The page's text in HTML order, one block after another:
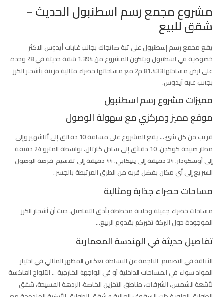
مشروع مجمع رسم اسطنبول الحديث –
شقق للبيع
يقع مجمع رسم إسطنبول على تبة صاتجاك بجانب غابات أيدوس الاكثر
خصوصية في اسطنبول ويتكون المشروع من 1.394 شقة حديثة في 28 وحدة
على ارض مساحتها 81.433 م2 مع مساحاتها خضراء مثالية مزينة بأشجار الكرز
بجانب غابة آيدوس.
مميزات مشروع رسم اسطنبول
موقع مميز ومركزي مع سهولة الوصول
قريب من كل شئ … يقع المشروع على مسافة 10 دقائق إلى أتاشهير وإلى
مطار صبيحة كوكجن، 10 دقائق إلى ساحل كارتال، بواسطة المترو 24 دقيقة
إلى أوسكودار، 34 دقيقة إلى ينيكابي، 44 دقيقة إلى تقسيم، فرصة الوصول
السريع إلى أي مكان بفضل قربه من الطرق المرتبطة بالجسر..
مساحات خضراء جذابة ومثالية
مساحات خضراء جميلة وخلابة مخططة بأدق التفاصيل، حيث أن أشجار الكرز
الموجودة حول البركة تخبركم بقدوم الربيع…
تفاصيل حديثة في الهندسة المعمارية
الأناقة في التصميم الناجمة عن البساطة تعكس المظهر المثالي في اختيار
المواد سواء في المساحات الداخلية أو في الواجهة الخارجية … الألواح العاكسة
لأشعة الشمس، الشرفات، مناطق التخزين الخاصة، الردهة الفسيحة، شقق